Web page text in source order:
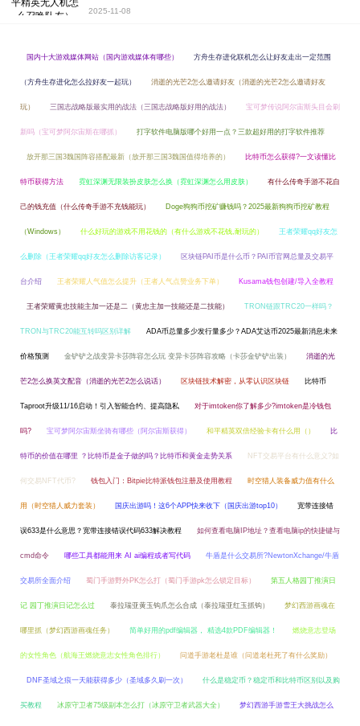
2025-11-08
国内十大游戏媒体网站（国内游戏媒体有哪些） 方舟生存进化联机怎么让好友走出一定范围
（方舟生存进化怎么拉好友一起玩） 消逝的光芒2怎么邀请好友（消逝的光芒2怎么邀请好友
玩） 三国志战略版最实用的战法（三国志战略版好用的战法） 宝可梦传说阿尔宙斯头目会刷
新吗（宝可梦阿尔宙斯在哪抓） 打字软件电脑版哪个好用一点？三款超好用的打字软件推荐
放开那三国3魏国阵容搭配最新（放开那三国3魏国值得培养的） 比特币怎么获得?一文读懂比
特币获得方法 霓虹深渊无限装扮皮肤怎么换（霓虹深渊怎么用皮肤） 有什么传奇手游不花自
己的钱充值（什么传奇手游不充钱能玩） Doge狗狗币挖矿赚钱吗？2025最新狗狗币挖矿教程
（Windows） 什么好玩的游戏不用花钱的（有什么游戏不花钱,耐玩的） 王者荣耀qq好友怎
么删除（王者荣耀qq好友怎么删除访客记录） 区块链PAI币是什么币？PAI币官网总量及交易平
台介绍 王者荣耀人气值怎么提升（王者人气点赞业务下单） Kusama钱包创建/导入全教程
王者荣耀黄忠技能主加一还是二（黄忠主加一技能还是二技能） TRON链跟TRC20一样吗？
TRON与TRC20能互转吗区别详解 ADA币总量多少发行量多少？ADA艾达币2025最新消息未来
价格预测 金铲铲之战变异卡莎阵容怎么玩 变异卡莎阵容攻略（卡莎金铲铲出装） 消逝的光
芒2怎么换英文配音（消逝的光芒2怎么说话） 区块链技术解密，从零认识区块链 比特币
Taproot升级11/16启动！引入智能合约、提高隐私 对于imtoken你了解多少?imtoken是冷钱包
吗? 宝可梦阿尔宙斯坐骑有哪些（阿尔宙斯获得） 和平精英双倍经验卡有什么用（） 比
特币的价值在哪里 ？比特币是金子做的吗？比特币和黄金走势关系 NFT交易平台有什么意义?如
何交易NFT代币? 钱包入门：Bitpie比特派钱包注册及使用教程 时空猎人装备威力值有什么
用（时空猎人威力套装） 国庆出游吗！这6个APP快来收下（国庆出游top10） 宽带连接错
误633是什么意思？宽带连接错误代码633解决教程 如何查看电脑IP地址？查看电脑ip的快捷键与
cmd命令 哪些工具都能用来 AI ai编程或者写代码 牛盾是什么交易所?NewtonXchange/牛盾
交易所全面介绍 蜀门手游野外PK怎么打（蜀门手游pk怎么锁定目标） 第五人格园丁推演日
记 园丁推演日记怎么过 泰拉瑞亚黄玉钩爪怎么合成（泰拉瑞亚红玉抓钩） 梦幻西游画魂在
哪里抓（梦幻西游画魂任务） 简单好用的pdf编辑器， 精选4款PDF编辑器！ 燃烧意志登场
的女性角色（航海王燃烧意志女性角色排行） 问道手游老杜是谁（问道老杜死了有什么奖励）
DNF圣域之痕一天能获得多少（圣域多久刷一次） 什么是稳定币？稳定币和比特币区别以及购
买教程 冰原守卫者75级副本怎么打（冰原守卫者武器大全） 梦幻西游手游雪王大挑战怎么